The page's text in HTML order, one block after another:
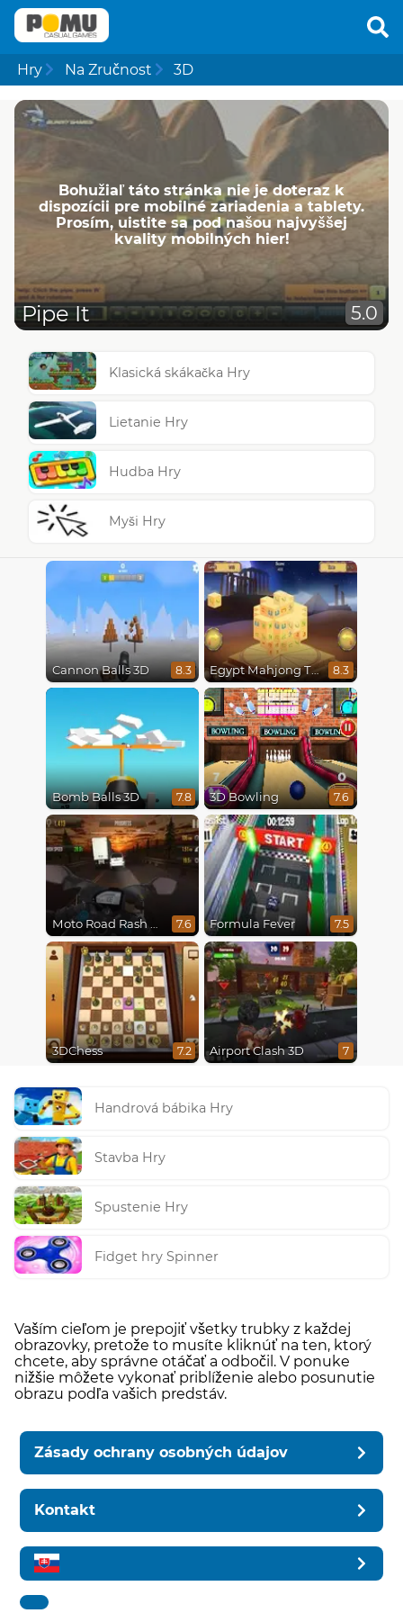
Hry Na Zručnost 3D
Bohužiaľ táto stránka nie je doteraz k
dispozícii pre mobilné zariadenia a tablety.
Prosím, uistite sa pod našou najvyššej
kvality mobilných hier!
Pipe It 5.0
Klasická skákačka Hry
Lietanie Hry
Hudba Hry
Myši Hry
Cannon Balls 3D 8.3 Egypt Mahjong Triple Dimensions 8.3
Bomb Balls 3D 7.8 3D Bowling 7.6
Moto Road Rash 3D 7.6 Formula Fever 7.5
3DChess 7.2 Airport Clash 3D 7
Handrová bábika Hry
Stavba Hry
Spustenie Hry
Fidget hry Spinner
Vaším cieľom je prepojiť všetky trubky z každej
obrazovky, pretože to musíte kliknúť na ten, ktorý
chcete, aby správne otáčať a odbočil. V ponuke
nižšie môžete vykonať priblíženie alebo posunutie
obrazu podľa vašich predstáv.
Zásady ochrany osobných údajov
Kontakt